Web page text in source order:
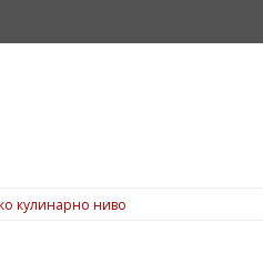
кулинарно ниво